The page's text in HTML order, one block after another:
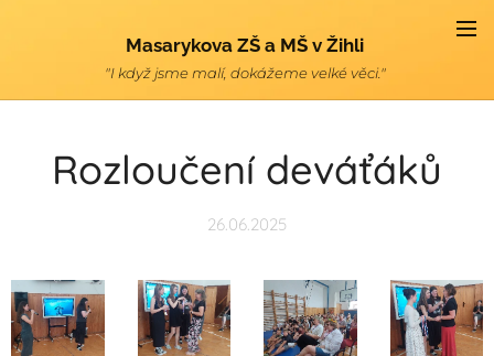
Masarykova ZŠ a MŠ v Žihli
"I když jsme malí, dokážeme velké věci."
Rozloučení deváťáků
26.06.2025